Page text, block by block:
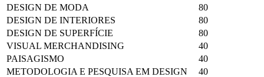
DESIGN DE MODA
80
DESIGN DE INTERIORES
80
DESIGN DE SUPERFÍCIE
80
VISUAL MERCHANDISING
40
PAISAGISMO
40
METODOLOGIA E PESQUISA EM DESIGN
40